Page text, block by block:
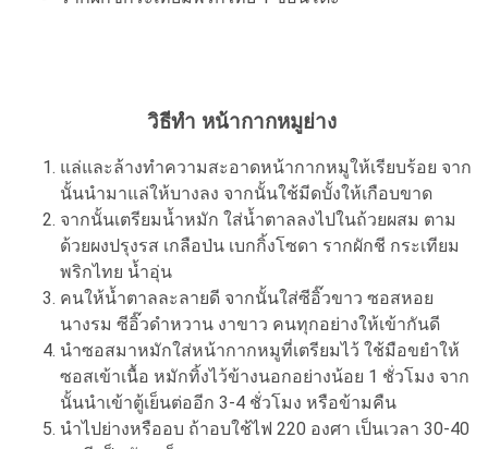
วิธีทำ หน้ากากหมูย่าง
แล่และล้างทำความสะอาดหน้ากากหมูให้เรียบร้อย จาก
นั้นนำมาแล่ให้บางลง จากนั้นใช้มีดบั้งให้เกือบขาด
จากนั้นเตรียมน้ำหมัก ใส่น้ำตาลลงไปในถ้วยผสม ตาม
ด้วยผงปรุงรส เกลือป่น เบกกิ้งโซดา รากผักชี กระเทียม
พริกไทย น้ำอุ่น
คนให้น้ำตาลละลายดี จากนั้นใส่ซีอิ๊วขาว ซอสหอย
นางรม ซีอิ๊วดำหวาน งาขาว คนทุกอย่างให้เข้ากันดี
นำซอสมาหมักใส่หน้ากากหมูที่เตรียมไว้ ใช้มือขยำให้
ซอสเข้าเนื้อ หมักทิ้งไว้ข้างนอกอย่างน้อย 1 ชั่วโมง จาก
นั้นนำเข้าตู้เย็นต่ออีก 3-4 ชั่วโมง หรือข้ามคืน
นำไปย่างหรืออบ ถ้าอบใช้ไฟ 220 องศา เป็นเวลา 30-40